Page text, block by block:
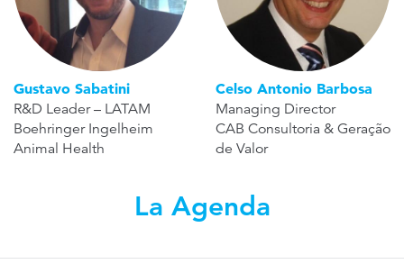
Gustavo Sabatini
R&D Leader – LATAM
Boehringer Ingelheim
Animal Health
Celso Antonio Barbosa
Managing Director
CAB Consultoria & Geração
de Valor
La Agenda